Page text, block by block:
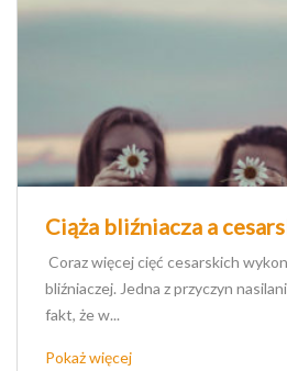
Ciąża bliźniacza a
Coraz więcej cięć cesarskich
bliźniaczej. Jedna z przyczyn
fakt, że w...
Pokaż więcej